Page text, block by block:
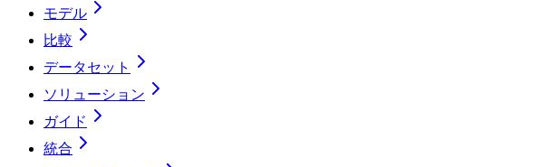
モデル
比較
データセット
ソリューション
ガイド
統合